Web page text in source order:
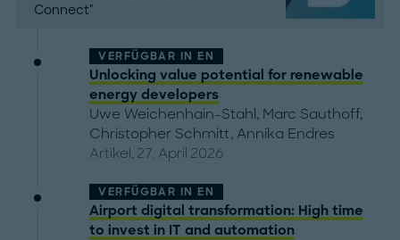
Connect"
VERFÜGBAR IN EN
Unlocking value potential for renewable
energy developers
Uwe Weichenhain-Stahl, Marc Sauthoff,
Christopher Schmitt, Annika Endres
Artikel, 27. April 2026
VERFÜGBAR IN EN
Airport digital transformation: High time
to invest in IT and automation